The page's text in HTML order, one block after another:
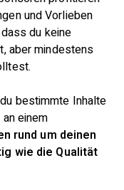
und Vorlieben
du keine
aber mindestens
bestimmte Inhalte
einem
rund um deinen
wie die Qualität